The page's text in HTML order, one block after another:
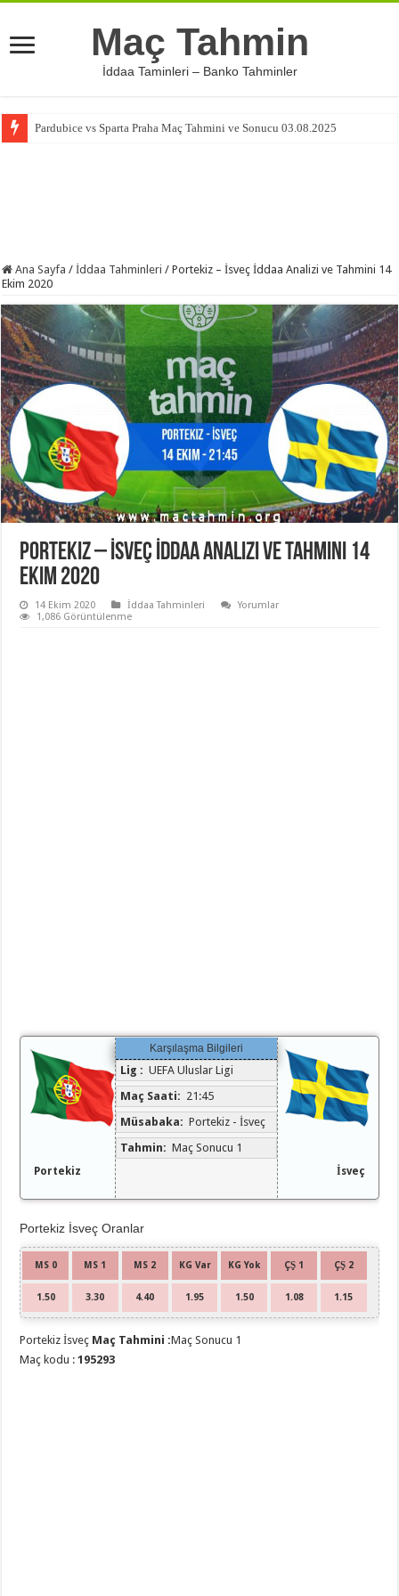
Maç Tahmin
İddaa Taminleri – Banko Tahminler
Pardubice vs Sparta Praha Maç Tahmini ve Sonucu 03.08.2025
Ana Sayfa / İddaa Tahminleri / Portekiz – İsveç İddaa Analizi ve Tahmini 14
Ekim 2020
Portekiz – İsveç İddaa Analizi ve Tahmini 14
Ekim 2020
14 Ekim 2020 İddaa Tahminleri
Yorumlar
1,086 Görüntülenme
Portekiz
Karşılaşma Bilgileri
Lig : UEFA Uluslar Ligi
Maç Saati: 21:45
Müsabaka: Portekiz - İsveç
Tahmin: Maç Sonucu 1
İsveç
Portekiz İsveç Oranlar
MS 0 MS 1 MS 2 KG Var KG Yok ÇŞ 1 ÇŞ 2
1.50 3.30 4.40 1.95 1.50 1.08 1.15
Portekiz İsveç Maç Tahmini :Maç Sonucu 1
Maç kodu :195293